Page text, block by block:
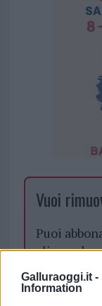
Galluraoggi.it -
Information
Vuoi
Puoi
cliccando
Sei già